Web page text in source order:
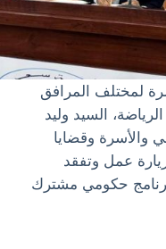
لمختلف المرافق
السيد وليد
والأسرة وقضايا
عمل وتفقد
حكومي مشترك